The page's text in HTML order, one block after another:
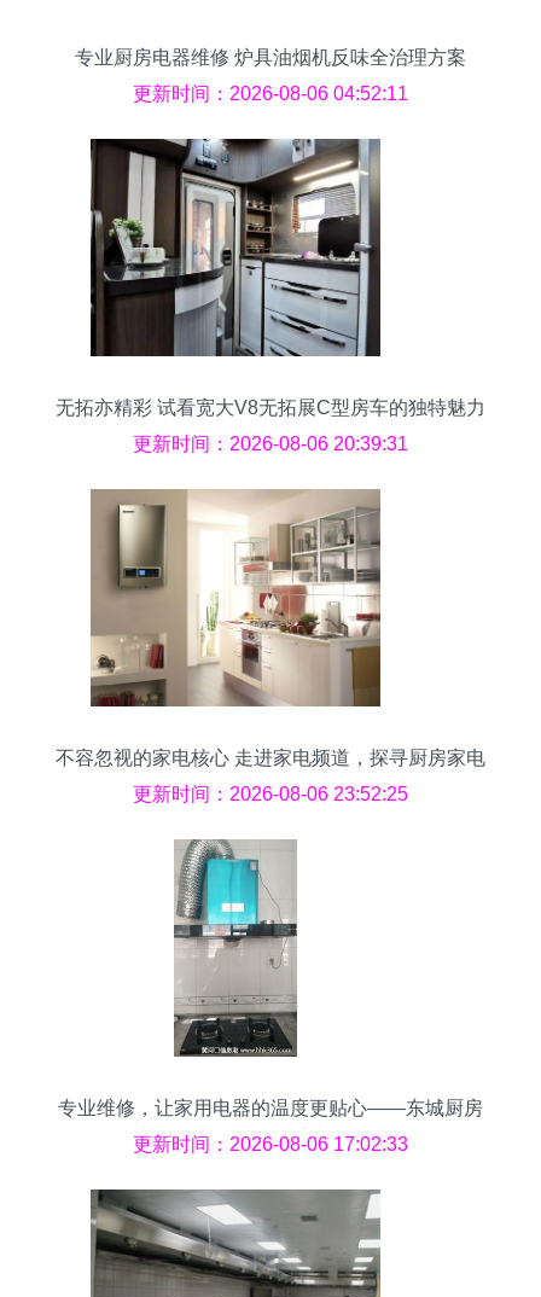
专业厨房电器维修 炉具油烟机反味全治理方案
更新时间：2026-08-06 04:52:11
无拓亦精彩 试看宽大V8无拓展C型房车的独特魅力
更新时间：2026-08-06 20:39:31
不容忽视的家电核心 走进家电频道，探寻厨房家电
维修秘籍
更新时间：2026-08-06 23:52:25
专业维修，让家用电器的温度更贴心——东城厨房
电器与燃气具、携手水箱与洁净
更新时间：2026-08-06 17:02:33